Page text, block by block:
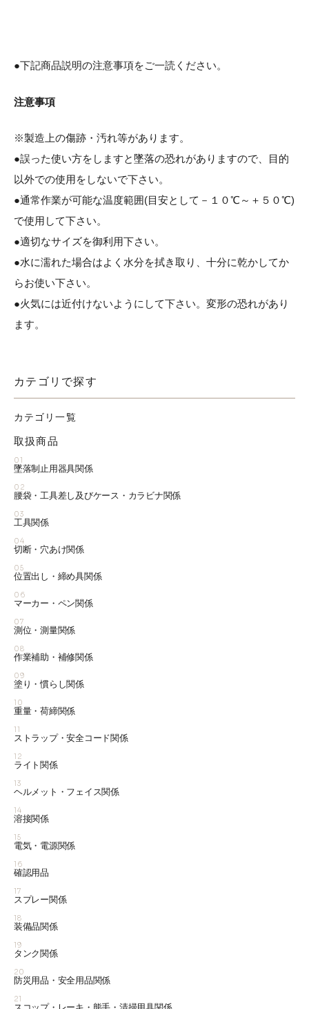
●下記商品説明の注意事項をご一読ください。
注意事項
※製造上の傷跡・汚れ等があります。
●誤った使い方をしますと墜落の恐れがありますので、目的
以外での使用をしないで下さい。
●通常作業が可能な温度範囲(目安として－１０℃～＋５０℃)
で使用して下さい。
●適切なサイズを御利用下さい。
●水に濡れた場合はよく水分を拭き取り、十分に乾かしてか
らお使い下さい。
●火気には近付けないようにして下さい。変形の恐れがあり
ます。
カテゴリで探す
カテゴリ一覧
取扱商品
01
墜落制止用器具関係
02
腰袋・工具差し及びケース・カラビナ関係
03
工具関係
04
切断・穴あけ関係
05
位置出し・締め具関係
06
マーカー・ペン関係
07
測位・測量関係
08
作業補助・補修関係
09
塗り・慣らし関係
10
重量・荷締関係
11
ストラップ・安全コード関係
12
ライト関係
13
ヘルメット・フェイス関係
14
溶接関係
15
電気・電源関係
16
確認用品
17
スプレー関係
18
装備品関係
19
タンク関係
20
防災用品・安全用品関係
21